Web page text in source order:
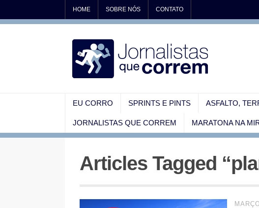
HOME SOBRE NÓS CONTATO
EU CORRO SPRINTS E PINTS ASFALTO,
JORNALISTAS QUE CORREM MARATONA NA
Articles Tagged